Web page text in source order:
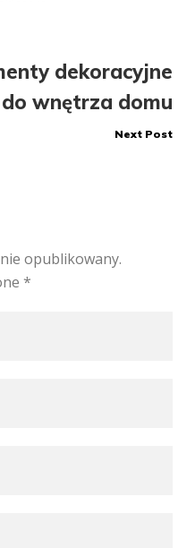
dekoracyjne
do wnętrza domu
Next Post
opublikowany.
*